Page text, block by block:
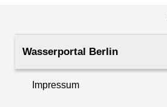
Wasserportal Berlin
Impressum